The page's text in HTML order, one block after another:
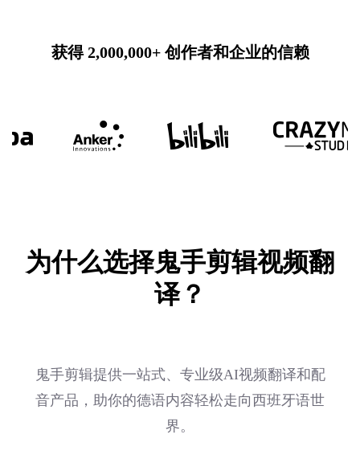
获得 2,000,000+ 创作者和企业的信赖
为什么选择鬼手剪辑视频翻
译？
鬼手剪辑提供一站式、专业级AI视频翻译和配
音产品，助你的德语内容轻松走向西班牙语世
界。